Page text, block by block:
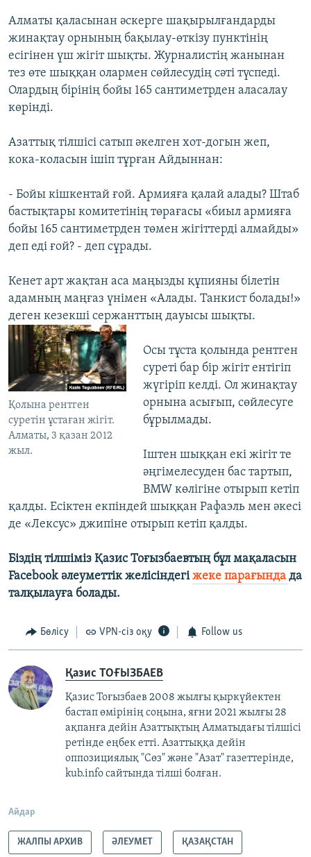
Алматы қаласынан әскерге шақырылғандарды
жинақтау орнының бақылау-өткізу пунктінің
есігінен үш жігіт шықты. Журналистің жанынан
тез өте шыққан олармен сөйлесудің сәті түспеді.
Олардың бірінің бойы 165 сантиметрден аласалау
көрінді.
Азаттық тілшісі сатып әкелген хот-догын жеп,
кока-коласын ішіп тұрған Айдыннан:
- Бойы кішкентай ғой. Армияға қалай алады? Штаб
бастықтары комитетінің төрағасы «биыл армияға
бойы 165 сантиметрден төмен жігіттерді алмайды»
деп еді ғой? - деп сұрады.
Кенет арт жақтан аса маңызды құпияны білетін
адамның маңғаз үнімен «Алады. Танкист болады!»
деген кезекші сержанттың дауысы шықты.
Қолына рентген
суретін ұстаған жігіт.
Алматы, 3 қазан 2012
жыл.
Осы тұста қолында рентген
суреті бар бір жігіт ентігіп
жүгіріп келді. Ол жинақтау
орнына асығып, сөйлесуге
бұрылмады.
Іштен шыққан екі жігіт те
әңгімелесуден бас тартып,
BMW көлігіне отырып кетіп
қалды. Есіктен екпіндей шыққан Рафаэль мен әкесі
де «Лексус» джипіне отырып кетіп қалды.
Біздің тілшіміз Қазис Тоғызбаевтың бұл мақаласын
Facebook әлеуметтік желісіндегіжеке парағында да
талқылауға болады.
Бөлісу VPN-сіз оқу Follow us
Қазис ТОҒЫЗБАЕВ
Қазис Тоғызбаев 2008 жылғы қыркүйектен
бастап өмірінің соңына, яғни 2021 жылғы 28
ақпанға дейін Азаттықтың Алматыдағы тілшісі
ретінде еңбек етті. Азаттыққа дейін
оппозициялық "Сөз" және "Азат" газеттерінде,
kub.info сайтында тілші болған.
Айдар
ЖАЛПЫ АРХИВ ӘЛЕУМЕТ ҚАЗАҚСТАН